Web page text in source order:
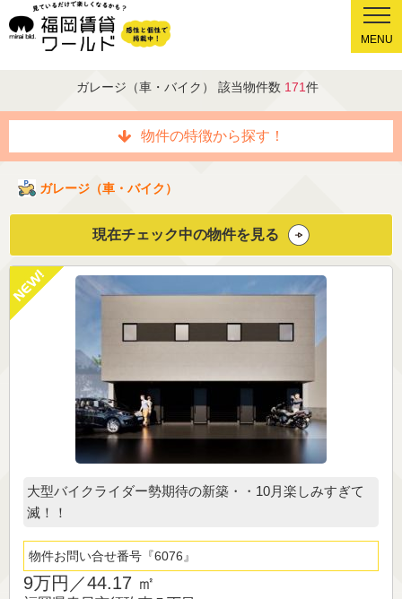
MENU
ガレージ（車・バイク） 該当物件数 171件
物件の特徴から探す！
ガレージ（車・バイク）
現在チェック中の物件を見る
大型バイクライダー勢期待の新築・・10月楽しみすぎて
滅！！
物件お問い合せ番号 6076
9万円／44.17 ㎡